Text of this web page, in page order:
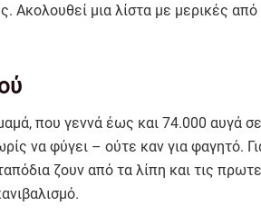
μια λίστα με μερικές από
που γεννά έως και 74.000 αυγά
να φύγει – ούτε καν για φαγητό.
ζουν από τα λίπη και τις